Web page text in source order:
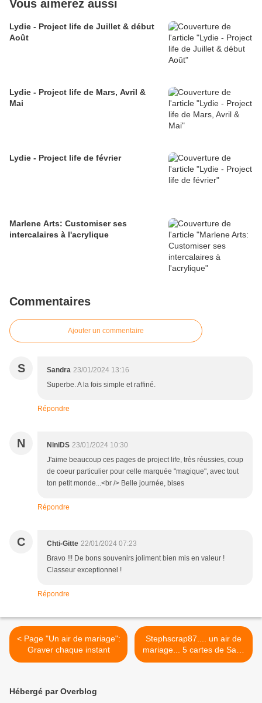
Vous aimerez aussi
Lydie - Project life de Juillet & début
Août
Lydie - Project life de Mars, Avril &
Mai
Lydie - Project life de février
Marlene Arts: Customiser ses
intercalaires à l'acrylique
Commentaires
Ajouter un commentaire
S Sandra 23/01/2024 13:16
Superbe. A la fois simple et raffiné.
Répondre
N NiniDS 23/01/2024 10:30
J'aime beaucoup ces pages de project life, très réussies, coup
de coeur particulier pour celle marquée "magique", avec tout
ton petit monde...<br /> Belle journée, bises
Répondre
C Chti-Gitte 22/01/2024 07:23
Bravo !!! De bons souvenirs joliment bien mis en valeur !
Classeur exceptionnel !
Répondre
< Page "Un air de mariage":
Graver chaque instant
Stephscrap87.... un air de
mariage... 5 cartes de Saint
Valentin >
Hébergé par Overblog